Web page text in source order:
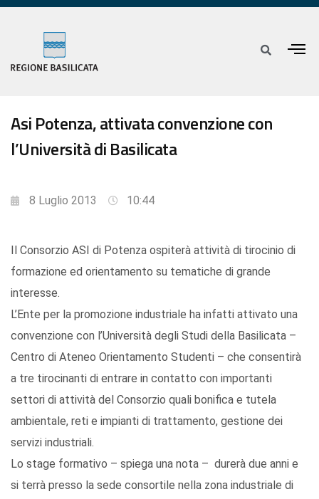
Asi Potenza, attivata convenzione con
l’Università di Basilicata
8 Luglio 2013 10:44
Il Consorzio ASI di Potenza ospiterà attività di tirocinio di
formazione ed orientamento su tematiche di grande
interesse.
L’Ente per la promozione industriale ha infatti attivato una
convenzione con l’Università degli Studi della Basilicata –
Centro di Ateneo Orientamento Studenti – che consentirà
a tre tirocinanti di entrare in contatto con importanti
settori di attività del Consorzio quali bonifica e tutela
ambientale, reti e impianti di trattamento, gestione dei
servizi industriali.
Lo stage formativo – spiega una nota – durerà due anni e
si terrà presso la sede consortile nella zona industriale di